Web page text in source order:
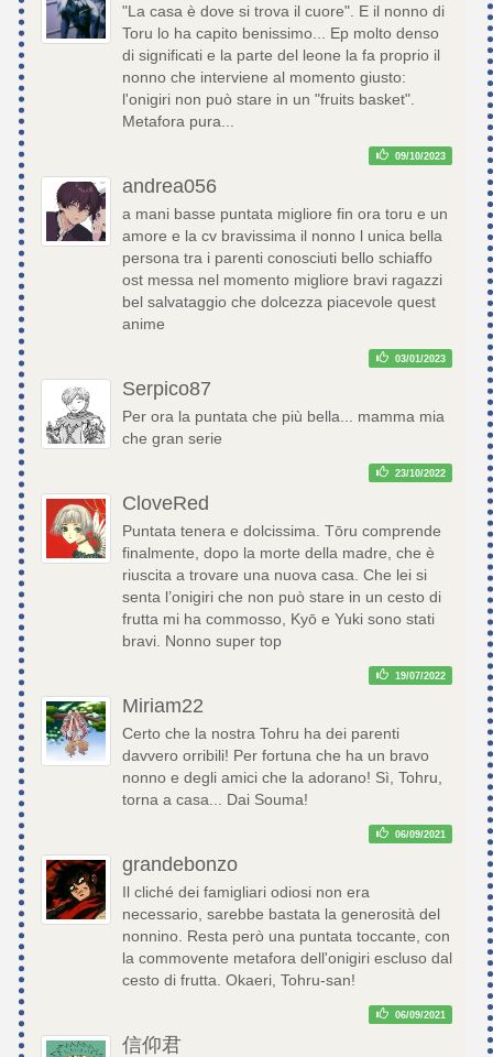
"La casa è dove si trova il cuore". E il nonno di
Toru lo ha capito benissimo... Ep molto denso
di significati e la parte del leone la fa proprio il
nonno che interviene al momento giusto:
l'onigiri non può stare in un "fruits basket".
Metafora pura...
09/10/2023
andrea056
a mani basse puntata migliore fin ora toru e un
amore e la cv bravissima il nonno l unica bella
persona tra i parenti conosciuti bello schiaffo
ost messa nel momento migliore bravi ragazzi
bel salvataggio che dolcezza piacevole quest
anime
03/01/2023
Serpico87
Per ora la puntata che più bella... mamma mia
che gran serie
23/10/2022
CloveRed
Puntata tenera e dolcissima. Tōru comprende
finalmente, dopo la morte della madre, che è
riuscita a trovare una nuova casa. Che lei si
senta l’onigiri che non può stare in un cesto di
frutta mi ha commosso, Kyō e Yuki sono stati
bravi. Nonno super top
19/07/2022
Miriam22
Certo che la nostra Tohru ha dei parenti
davvero orribili! Per fortuna che ha un bravo
nonno e degli amici che la adorano! Sì, Tohru,
torna a casa... Dai Souma!
06/09/2021
grandebonzo
Il cliché dei famigliari odiosi non era
necessario, sarebbe bastata la generosità del
nonnino. Resta però una puntata toccante, con
la commovente metafora dell'onigiri escluso dal
cesto di frutta. Okaeri, Tohru-san!
06/09/2021
信仰君